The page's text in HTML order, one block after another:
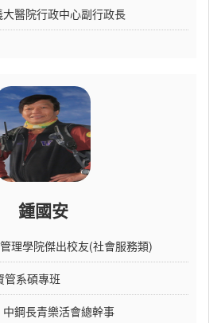
大醫院行政中心副行政長
鍾國安
理學院傑出校友(社會服務類)
管系碩專班
鋼長青樂活會總幹事